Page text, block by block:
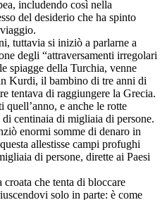
includendo così nella
del desiderio che ha spinto
tuttavia si iniziò a parlarne a
degli “attraversamenti irregolari
spiagge della Turchia, venne
Kurdi, il bambino di tre anni di
tentava di raggiungere la Grecia.
e anche le rotte
centinaia di migliaia di persone.
enormi somme di denaro in
allestisse campi profughi
di persone, dirette ai Paesi
che tenta di bloccare
solo in parte: è come